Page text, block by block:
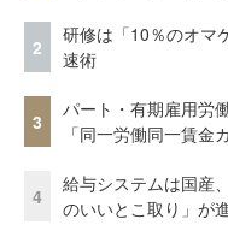
2
研修は「10％のオ
速術
3
パート・有期雇用労
「同一労働同一賃金
4
給与システムは国産
のいいとこ取り」が